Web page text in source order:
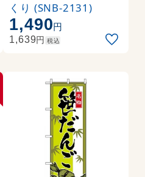
くり (SNB-2131)
1,490円
1,639円 税込